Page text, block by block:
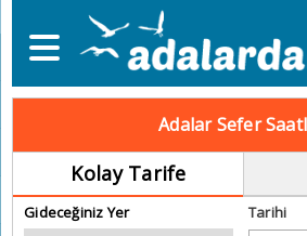
Adalar Sefer
Kolay Tarife
Gideceğiniz Yer Tarihi